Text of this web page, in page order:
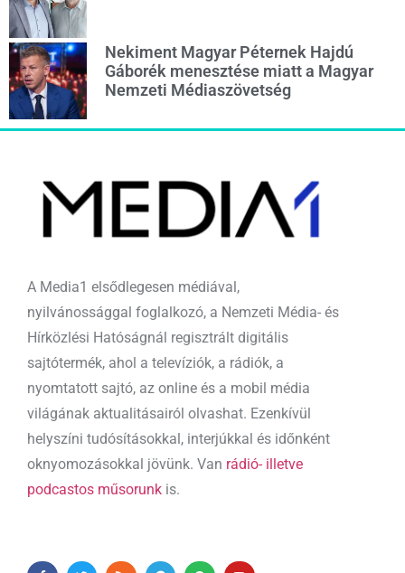
Nekiment Magyar Péternek Hajdú
Gáborék menesztése miatt a Magyar
Nemzeti Médiaszövetség
A Media1 elsődlegesen médiával,
nyilvánossággal foglalkozó, a Nemzeti Média- és
Hírközlési Hatóságnál regisztrált digitális
sajtótermék, ahol a televíziók, a rádiók, a
nyomtatott sajtó, az online és a mobil média
világának aktualitásairól olvashat. Ezenkívül
helyszíni tudósításokkal, interjúkkal és időnként
oknyomozásokkal jövünk. Van rádió- illetve
podcastos műsorunk is.